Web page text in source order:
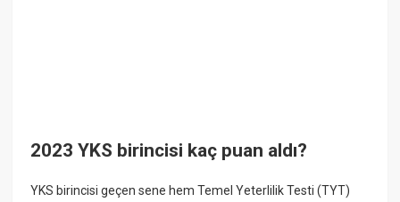
2023 YKS birincisi kaç puan aldı?
YKS birincisi geçen sene hem Temel Yeterlilik Testi (TYT)